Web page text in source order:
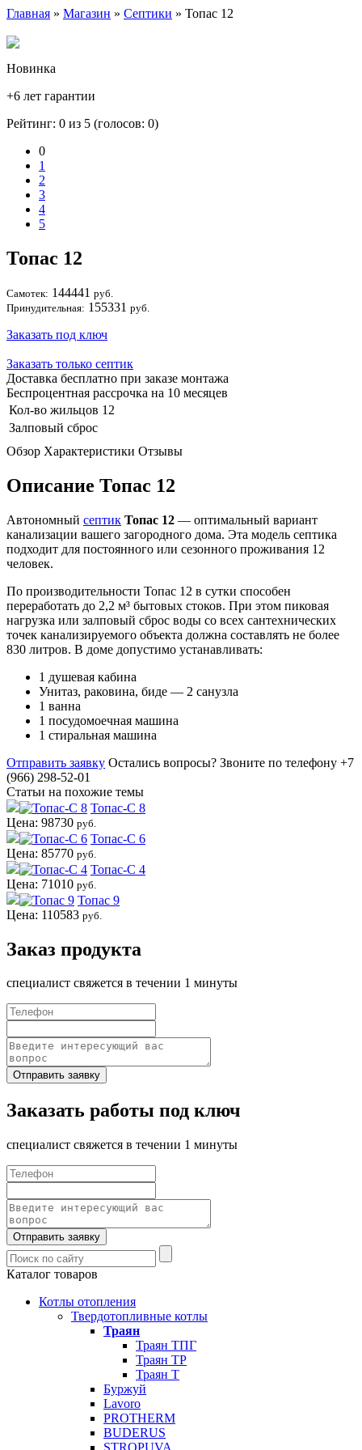
Главная » Магазин » Септики » Топас 12
Новинка
+6 лет гарантии
Рейтинг: 0 из 5 (голосов: 0)
0
1
2
3
4
5
Топас 12
Самотек: 144441 руб.
Принудительная: 155331 руб.
Заказать под ключ
Заказать только септик
Доставка бесплатно при заказе монтажа
Беспроцентная рассрочка на 10 месяцев
Кол-во жильцов 12
Залповый сброс
Обзор Характеристики Отзывы
Описание Топас 12
Автономный септик Топас 12 — оптимальный вариант
канализации вашего загородного дома. Эта модель септика
подходит для постоянного или сезонного проживания 12
человек.
По производительности Топас 12 в сутки способен
переработать до 2,2 м³ бытовых стоков. При этом пиковая
нагрузка или залповый сброс воды со всех сантехнических
точек канализируемого объекта должна составлять не более
830 литров. В доме допустимо устанавливать:
1 душевая кабина
Унитаз, раковина, биде — 2 санузла
1 ванна
1 посудомоечная машина
1 стиральная машина
Отправить заявку Остались вопросы? Звоните по телефону +7
(966) 298-52-01
Статьи на похожие темы
Топас-С 8
Цена: 98730 руб.
Топас-С 6
Цена: 85770 руб.
Топас-С 4
Цена: 71010 руб.
Топас 9
Цена: 110583 руб.
Заказ продукта
специалист свяжется в течении 1 минуты
Отправить заявку
Заказать работы под ключ
специалист свяжется в течении 1 минуты
Отправить заявку
Каталог товаров
Котлы отопления
Твердотопливные котлы
Траян
Траян ТПГ
Траян ТР
Траян Т
Буржуй
Lavoro
PROTHERM
BUDERUS